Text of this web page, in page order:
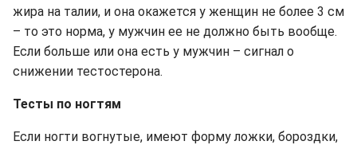
жира на талии, и она окажется у женщин не более 3 см
– то это норма, у мужчин ее не должно быть вообще.
Если больше или она есть у мужчин – сигнал о
снижении тестостерона.
Тесты по ногтям
Если ногти вогнутые, имеют форму ложки, бороздки,